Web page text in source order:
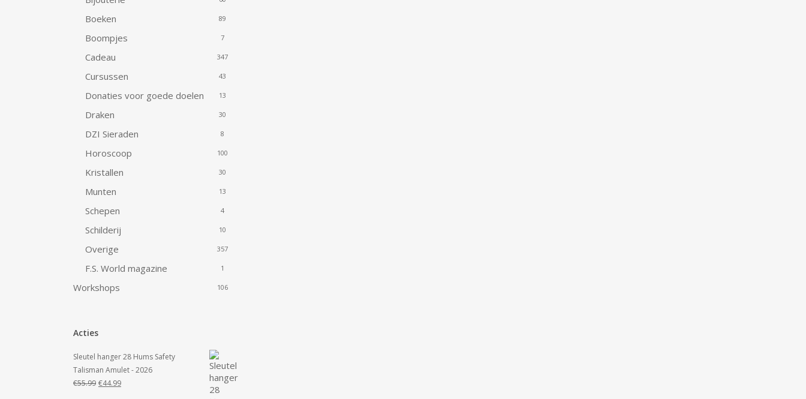
Boeken 89
Boompjes 7
Cadeau 347
Cursussen 43
Donaties voor goede doelen 13
Draken 30
DZI Sieraden 8
Horoscoop 100
Kristallen 30
Munten 13
Schepen 4
Schilderij 10
Overige 357
F.S. World magazine 1
Workshops 106
Acties
Sleutel hanger 28 Hums Safety
Talisman Amulet - 2026
€55.99 Oorspronkelijke
€44.99Huidige